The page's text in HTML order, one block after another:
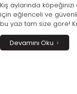
Kış aylarında
için eğlenceli ve
bu yazı tam size göre!
oyunlarına, köpeğinizle
vakit geçirmenin
Devamını Oku